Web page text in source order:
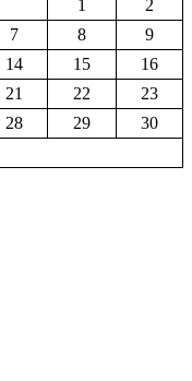
1
2
7 8
9
14 15
16
21 22
23
28 29
30